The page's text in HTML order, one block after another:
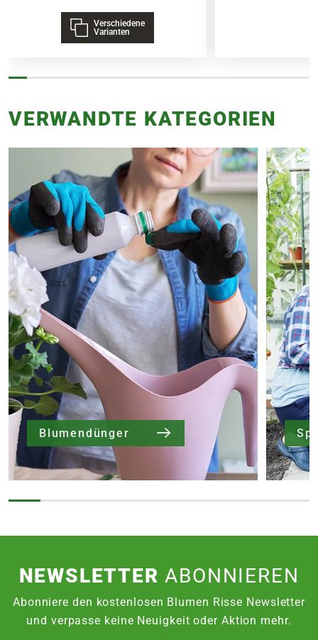
Verschiedene
Varianten
VERWANDTE KATEGORIEN
Blumendünger
NEWSLETTERABONNIEREN
Abonniere den kostenlosen Blumen Risse Newsletter
und verpasse keine Neuigkeit oder Aktion mehr.